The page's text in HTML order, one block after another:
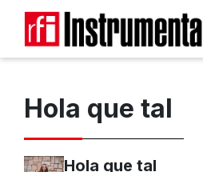
Hola que tal
Hola que tal